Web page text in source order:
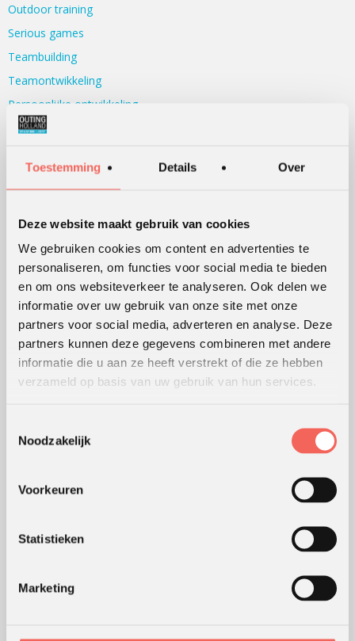
Toestemming Details Over
Deze website maakt gebruik van cookies
We gebruiken cookies om content en advertenties te
personaliseren, om functies voor social media te bieden
en om ons websiteverkeer te analyseren. Ook delen we
informatie over uw gebruik van onze site met onze
partners voor social media, adverteren en analyse. Deze
partners kunnen deze gegevens combineren met andere
informatie die u aan ze heeft verstrekt of die ze hebben
verzameld op basis van uw gebruik van hun services.
Noodzakelijk
Voorkeuren
Statistieken
Marketing
Outdoor training
Serious games
Teambuilding
Teamontwikkeling
Persoonlijke ontwikkeling
Alle werkvormen
WERKWIJZE
Hoe wij werken
Werking van werkvormen
Modellen en theorieën
Waar werken we